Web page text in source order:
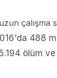
488
ölüm